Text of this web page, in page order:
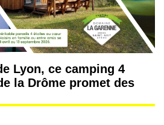
Lyon, ce camping 4
la Drôme promet des